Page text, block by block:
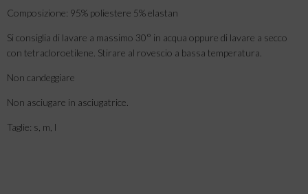
Composizione: 95% poliestere 5% elastan
Si consiglia di lavare a massimo 30° in acqua oppure di lavare a secco
con tetracloroetilene. Stirare al rovescio a bassa temperatura.
Non candeggiare
Non asciugare in asciugatrice.
Taglie: s, m, l